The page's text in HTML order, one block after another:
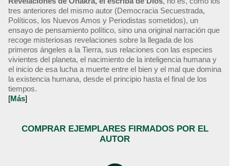
tres anteriores del mismo autor (Democracia Secuestrada,
Políticos, los Nuevos Amos y Periodistas sometidos), un
ensayo de pensamiento político, sino una original narración que
recoge misteriosas revelaciones sobre la llegada de los
primeros ángeles a la Tierra, sus relaciones con las especies
vivientes del planeta, el nacimiento de la inteligencia humana y
el inicio de esa lucha a muerte entre el bien y el mal que domina
la existencia humana, desde el principio hasta el final de los
tiempos.
[Más]
COMPRAR EJEMPLARES FIRMADOS POR EL
AUTOR